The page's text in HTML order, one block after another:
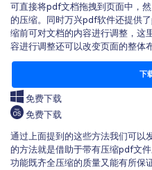
可直接将pdf文档拖拽到页面中，
的压缩。同时万兴pdf软件还提供
缩前可对文档的内容进行调整，这
容进行调整还可以改变页面的整体
下
免费下载
免费下载
通过上面提到的这些方法我们可以
的方法就是借助于带有压缩pdf文
功能既齐全压缩的质量又能有所保